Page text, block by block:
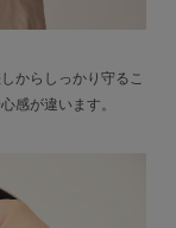
からしっかり守るこ
感が違います。